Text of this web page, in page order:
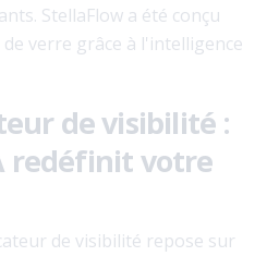
StellaFlow a été conçu
verre grâce à l'intelligence
de visibilité :
redéfinit votre
de visibilité repose sur